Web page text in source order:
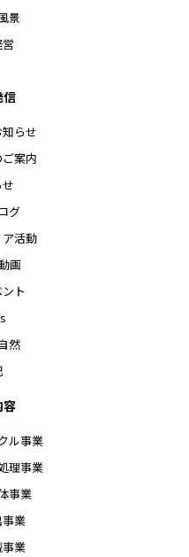
景
信
らせ
案内
グ
活動
画
ト
然
容
ル事業
理事業
事業
業
業